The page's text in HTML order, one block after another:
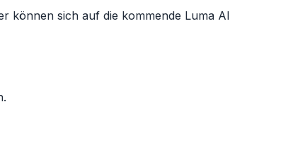
können sich auf die kommende Luma AI